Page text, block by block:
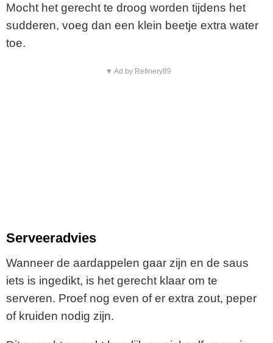
Mocht het gerecht te droog worden tijdens het
sudderen, voeg dan een klein beetje extra water
toe.
▼ Ad by Refinery89
Serveeradvies
Wanneer de aardappelen gaar zijn en de saus
iets is ingedikt, is het gerecht klaar om te
serveren. Proef nog even of er extra zout, peper
of kruiden nodig zijn.